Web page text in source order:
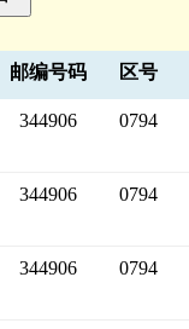
邮编号码 区号
344906 0794
344906 0794
344906 0794